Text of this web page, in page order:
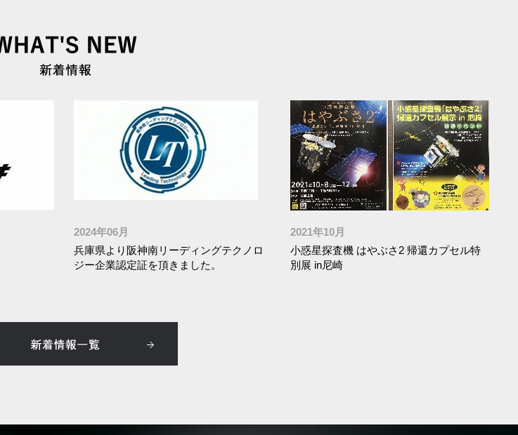
2024年06月
兵庫県より阪神南リーディングテクノロ
ジー企業認定証を頂きました。
2021年10月
小惑星探査機 はやぶさ2 帰還カプセル特
別展 in尼崎